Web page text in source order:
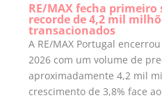
RE/MAX fecha primeiro
recorde de 4,2 mil
transacionados
A RE/MAX Portugal
2026 com um volume de
aproximadamente 4,2 mil
crescimento de 3,8% face